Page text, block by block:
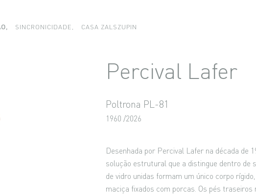
SINCRONICIDADE, CASA ZALSZUPIN
Percival Lafer
Poltrona PL-81
1960 /2026
Desenhada por Percival Lafer na década de
solução estrutural que a distingue dentro de
de vidro unidas formam um único corpo
maciça fixados com porcas. Os pés